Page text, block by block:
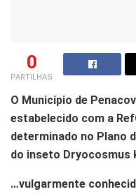
0
PARTILHAS
O Município de
estabelecido com a
determinado no Plano
do inseto Dryocosmus
…vulgarmente